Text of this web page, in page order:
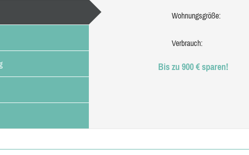
Wohnungsgröße:
Verbrauch:
Bis zu 900 € sparen!